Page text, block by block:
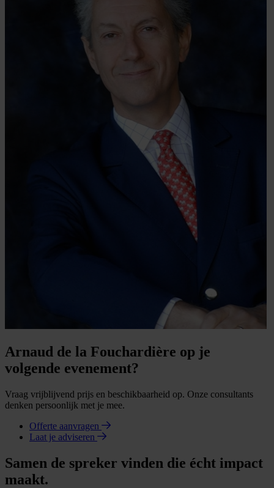
Arnaud de la Fouchardière op je
volgende evenement?
Vraag vrijblijvend prijs en beschikbaarheid op. Onze consultants
denken persoonlijk met je mee.
Offerte aanvragen
Laat je adviseren
Samen de spreker vinden die écht impact
maakt.